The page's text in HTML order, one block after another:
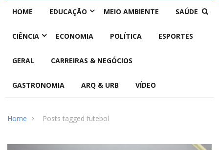
HOME EDUCAÇÃO MEIO AMBIENTE SAÚDE
CIÊNCIA ECONOMIA POLÍTICA ESPORTES
GERAL CARREIRAS & NEGÓCIOS
GASTRONOMIA ARQ & URB VÍDEO
Home Posts tagged futebol